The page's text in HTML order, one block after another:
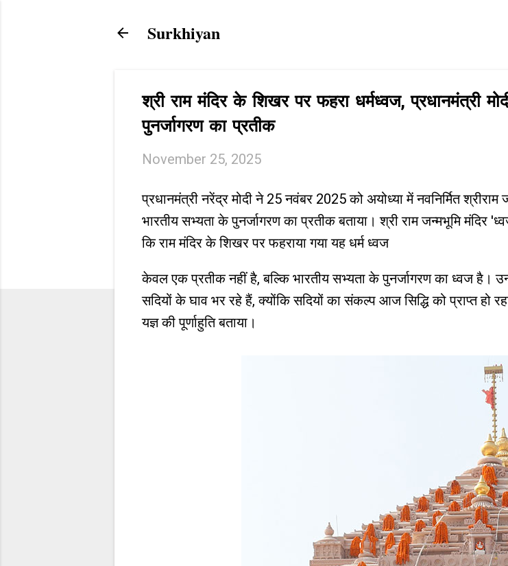
Surkhiyan
श्री राम मंदिर के शिखर पर फहरा धर्मध्वज, प्रधानमंत्री
पुनर्जागरण का प्रतीक
November 25, 2025
प्रधानमंत्री नरेंद्र मोदी ने 25 नवंबर 2025 को अयोध्या में नवनिर्मित
भारतीय सभ्यता के पुनर्जागरण का प्रतीक बताया। श्री राम जन्मभूमि मंदिर
कि राम मंदिर के शिखर पर फहराया गया यह धर्म ध्वज
केवल एक प्रतीक नहीं है, बल्कि भारतीय सभ्यता के पुनर्जागरण का ध्वज है।
सदियों के घाव भर रहे हैं, क्योंकि सदियों का संकल्प आज सिद्धि को प्राप्त हो
यज्ञ की पूर्णाहुति बताया।